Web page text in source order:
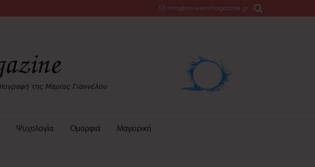
info@screenmagazine.gr
Ψυχολογία Ομορφιά Μαγειρική